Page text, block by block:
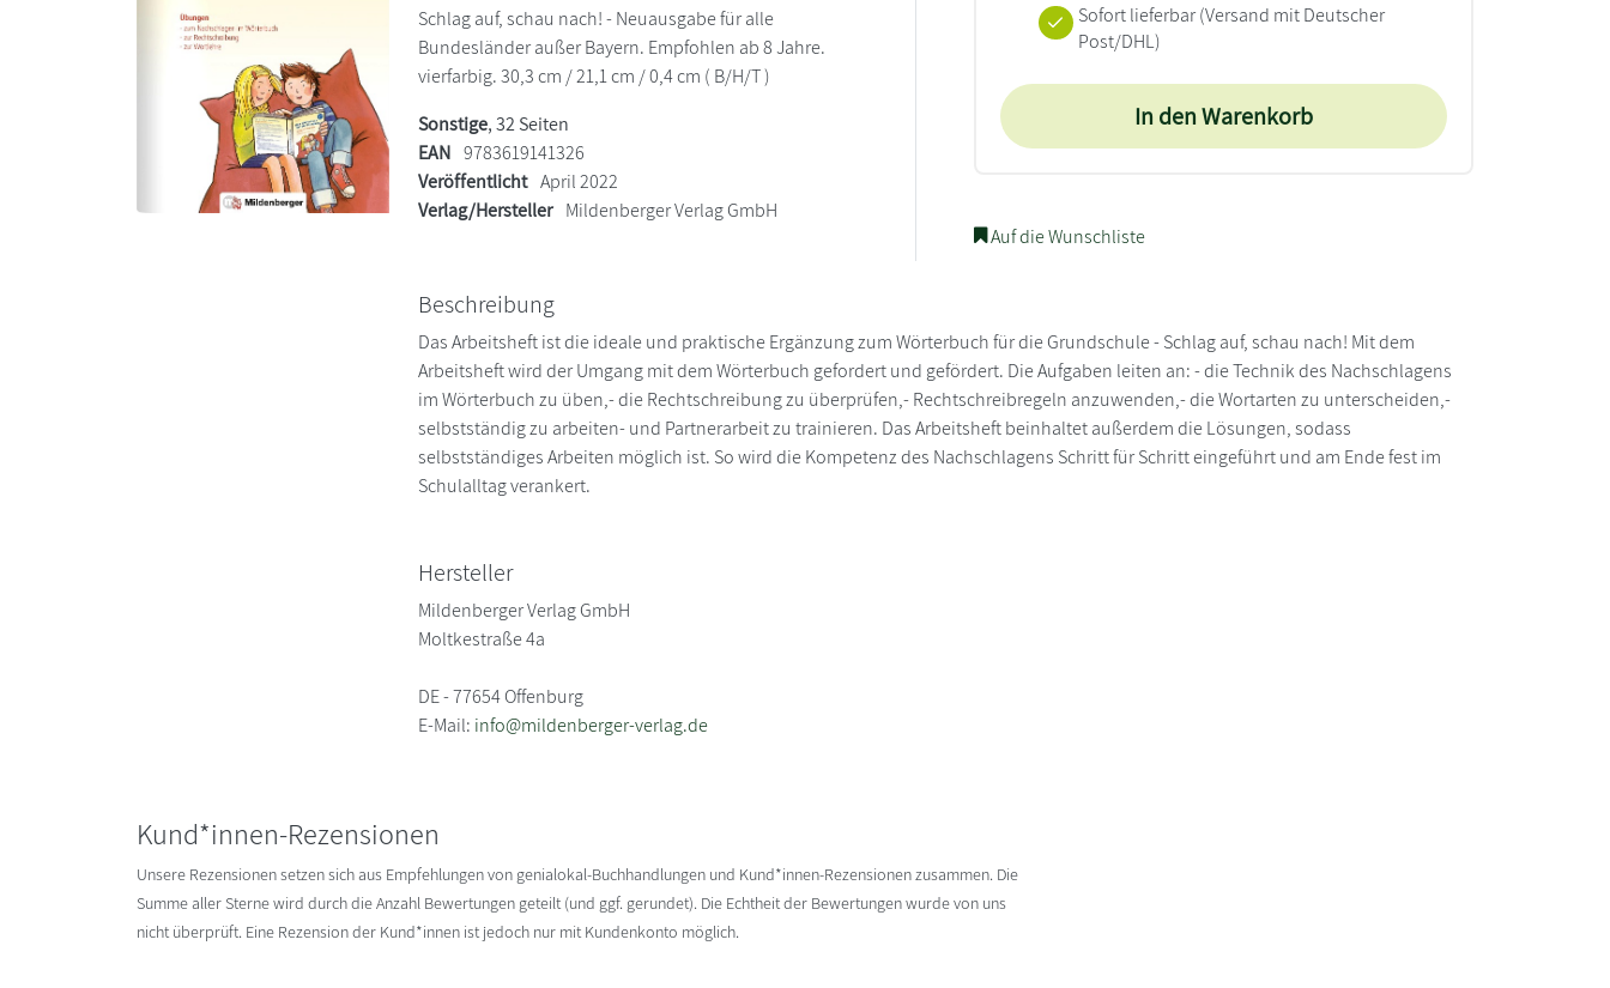
Schlag auf, schau nach! - Neuausgabe für alle
Bundesländer außer Bayern. Empfohlen ab 8 Jahre.
vierfarbig. 30,3 cm / 21,1 cm / 0,4 cm ( B/H/T )
Sonstige, 32 Seiten
EAN 9783619141326
Veröffentlicht April 2022
Verlag/Hersteller Mildenberger Verlag GmbH
Sofort lieferbar(Versand mit Deutscher
Post/DHL)
In den Warenkorb
Auf die Wunschliste
Beschreibung
Das Arbeitsheft ist die ideale und praktische Ergänzung zum Wörterbuch für die Grundschule - Schlag auf, schau nach! Mit dem
Arbeitsheft wird der Umgang mit dem Wörterbuch gefordert und gefördert. Die Aufgaben leiten an: - die Technik des Nachschlagens
im Wörterbuch zu üben,- die Rechtschreibung zu überprüfen,- Rechtschreibregeln anzuwenden,- die Wortarten zu unterscheiden,-
selbstständig zu arbeiten- und Partnerarbeit zu trainieren. Das Arbeitsheft beinhaltet außerdem die Lösungen, sodass
selbstständiges Arbeiten möglich ist. So wird die Kompetenz des Nachschlagens Schritt für Schritt eingeführt und am Ende fest im
Schulalltag verankert.
Hersteller
Mildenberger Verlag GmbH
Moltkestraße 4a
DE - 77654 Offenburg
E-Mail: info@mildenberger-verlag.de
Kund*innen-Rezensionen
Unsere Rezensionen setzen sich aus Empfehlungen von genialokal-Buchhandlungen und Kund*innen-Rezensionen zusammen. Die
Summe aller Sterne wird durch die Anzahl Bewertungen geteilt (und ggf. gerundet). Die Echtheit der Bewertungen wurde von uns
nicht überprüft. Eine Rezension der Kund*innen ist jedoch nur mit Kundenkonto möglich.